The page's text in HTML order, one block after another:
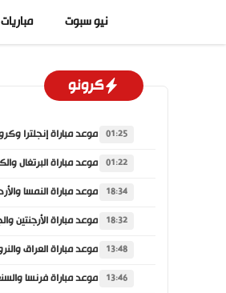
المحتوى
نيو سبوت مباريات
كرونو
01:25
01:22
18:34
18:32
13:48
13:46